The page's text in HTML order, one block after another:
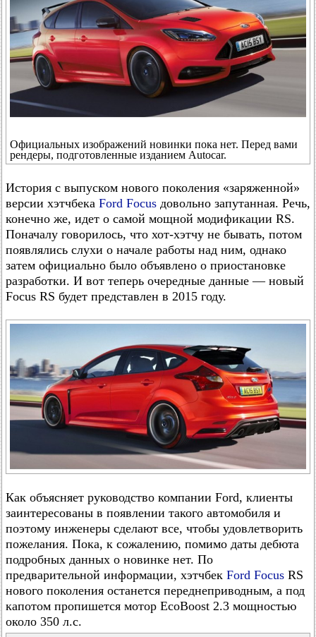
Официальных изображений новинки пока нет. Перед вами
рендеры, подготовленные изданием Autocar.
История с выпуском нового поколения «заряженной»
версии хэтчбека Ford Focus довольно запутанная. Речь,
конечно же, идет о самой мощной модификации RS.
Поначалу говорилось, что хот-хэтчу не бывать, потом
появлялись слухи о начале работы над ним, однако
затем официально было объявлено о приостановке
разработки. И вот теперь очередные данные — новый
Focus RS будет представлен в 2015 году.
Как объясняет руководство компании Ford, клиенты
заинтересованы в появлении такого автомобиля и
поэтому инженеры сделают все, чтобы удовлетворить
пожелания. Пока, к сожалению, помимо даты дебюта
подробных данных о новинке нет. По
предварительной информации, хэтчбек Ford Focus RS
нового поколения останется переднеприводным, а под
капотом пропишется мотор EcoBoost 2.3 мощностью
около 350 л.с.